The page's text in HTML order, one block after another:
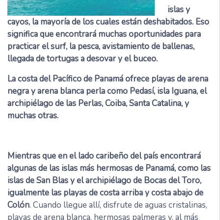
islas y
cayos, la mayoría de los cuales están deshabitados. Eso
significa que encontrará muchas oportunidades para
practicar el surf, la pesca, avistamiento de ballenas,
llegada de tortugas a desovar y el buceo.
La costa del Pacífico de Panamá ofrece playas de arena
negra y arena blanca perla como Pedasí, isla Iguana, el
archipiélago de las Perlas, Coiba, Santa Catalina, y
muchas otras.
Mientras que en el lado caribeño del país encontrará
algunas de las islas más hermosas de Panamá, como las
islas de San Blas y el archipiélago de Bocas del Toro,
igualmente las playas de costa arriba y costa abajo de
Colón. Cuando llegue allí, disfrute de aguas cristalinas,
playas de arena blanca, hermosas palmeras y, al más